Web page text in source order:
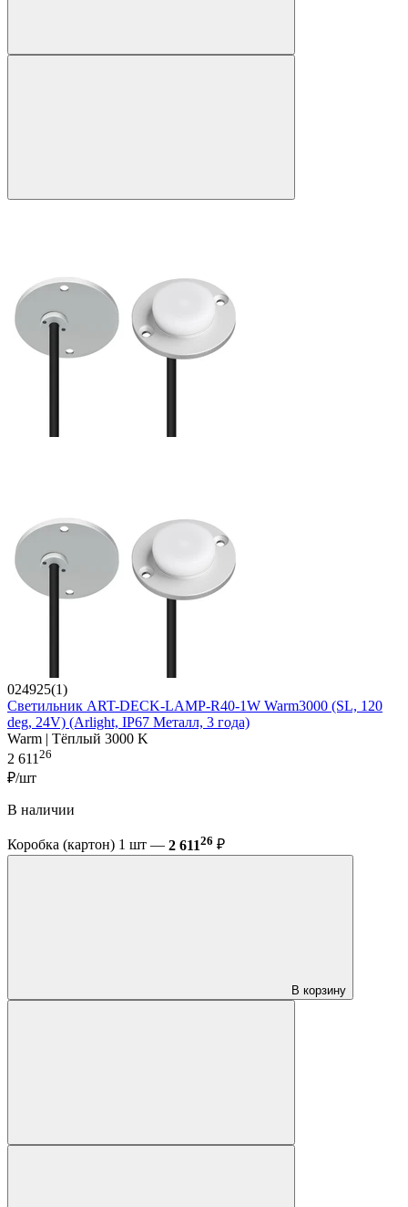
024925(1)
Светильник ART-DECK-LAMP-R40-1W Warm3000 (SL, 120
deg, 24V) (Arlight, IP67 Металл, 3 года)
Warm | Тёплый 3000 K
2 61126
₽/шт
В наличии
Коробка (картон) 1 шт — 2 61126 ₽
В корзину